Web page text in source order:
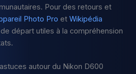
Pour des retours et
Photo Pro etWikipédia
départ utiles à la compréhension
autour du Nikon D600